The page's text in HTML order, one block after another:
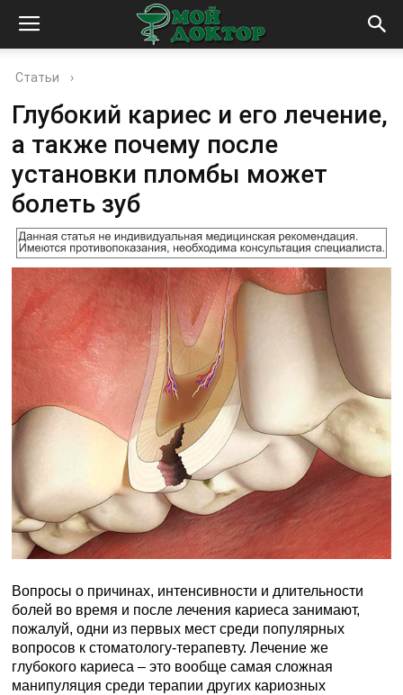
Статьи ›
Глубокий кариес и его лечение,
а также почему после
установки пломбы может
болеть зуб
Вопросы о причинах, интенсивности и длительности
болей во время и после лечения кариеса занимают,
пожалуй, одни из первых мест среди популярных
вопросов к стоматологу-терапевту. Лечение же
глубокого кариеса – это вообще самая сложная
манипуляция среди терапии других кариозных